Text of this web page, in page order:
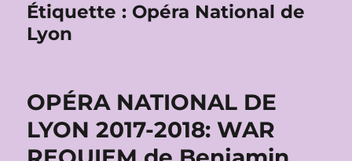
Étiquette : Opéra National de
Lyon
OPÉRA NATIONAL DE
LYON 2017-2018: WAR